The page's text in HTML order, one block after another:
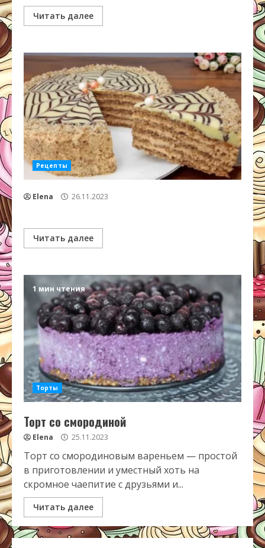
Читать далее
Рецепты
Elena 26.11.2023
Читать далее
1 мин чтения
Торты
Торт со смородиной
Elena 25.11.2023
Торт со смородиновым вареньем — простой
в приготовлении и уместный хоть на
скромное чаепитие с друзьями и...
Читать далее